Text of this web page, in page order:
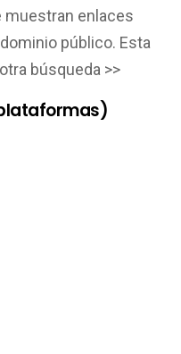
muestran enlaces
público. Esta
búsqueda >>